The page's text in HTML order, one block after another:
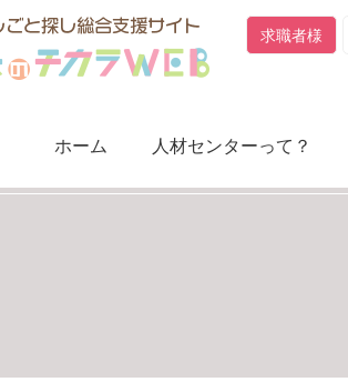
求職者様
ホーム 人材センターって？